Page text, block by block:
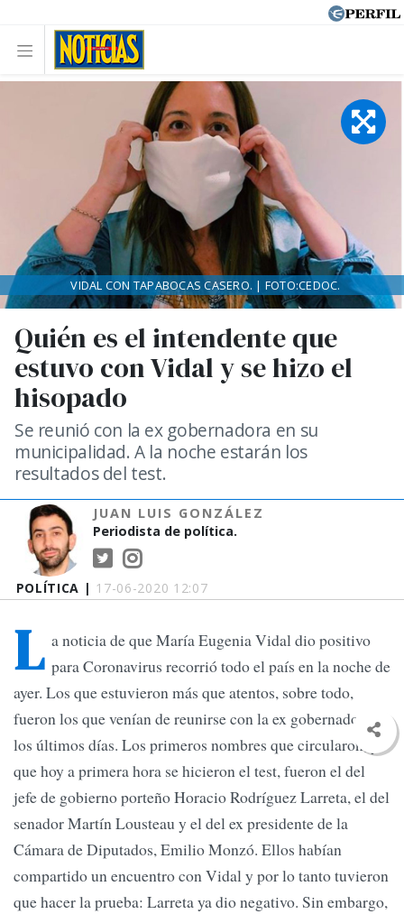
POLÍTICA | 17-06-2020 12:07
Quién es el intendente que
estuvo con Vidal y se hizo el
hisopado
Se reunió con la ex gobernadora en su
municipalidad. A la noche estarán los
resultados del test.
JUAN LUIS GONZÁLEZ
Periodista de política.
VIDAL CON TAPABOCAS CASERO. | FOTO:CEDOC.
L a noticia de que María Eugenia Vidal dio positivo
para Coronavirus recorrió todo el país en la noche de
ayer. Los que estuvieron más que atentos, sobre todo,
fueron los que venían de reunirse con la ex gobernadora en
los últimos días. Los primeros nombres que circularon, y
que hoy a primera hora se hicieron el test, fueron el del
jefe de gobierno porteño Horacio Rodríguez Larreta, el del
senador Martín Lousteau y el del ex presidente de la
Cámara de Diputados, Emilio Monzó. Ellos habían
compartido un encuentro con Vidal y por lo tanto tuvieron
que hacer la prueba: Larreta ya dio negativo. Sin embargo,